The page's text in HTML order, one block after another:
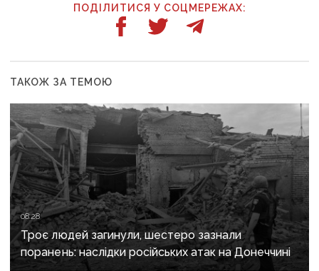
ПОДІЛИТИСЯ У СОЦМЕРЕЖАХ:
ТАКОЖ ЗА ТЕМОЮ
08:28
Троє людей загинули, шестеро зазнали
поранень: наслідки російських атак на Донеччині